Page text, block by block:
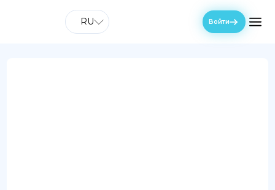
RU Войти